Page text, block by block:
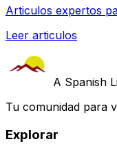
Articulos expertos
Leer articulos
A Spanish
Tu comunidad para
Explorar